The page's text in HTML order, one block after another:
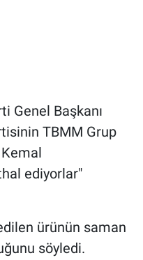
Genel Başkanı
TBMM Grup
Kemal
ediyorlar"
ürünün saman
söyledi.